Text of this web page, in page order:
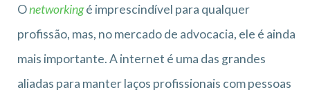
Onetworkingé imprescindível para qualquer
profissão, mas, no mercado de advocacia, ele é ainda
mais importante. A internet é uma das grandes
aliadas para manter laços profissionais com pessoas